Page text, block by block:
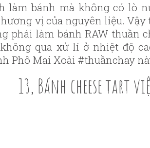
làm bánh mà không có lò
vị của nguyên liệu.
phái làm bánh RAW thuần
qua xử lí ở nhiệt độ
Phô Mai Xoài #thuầnchay
13, Bánh cheese tart